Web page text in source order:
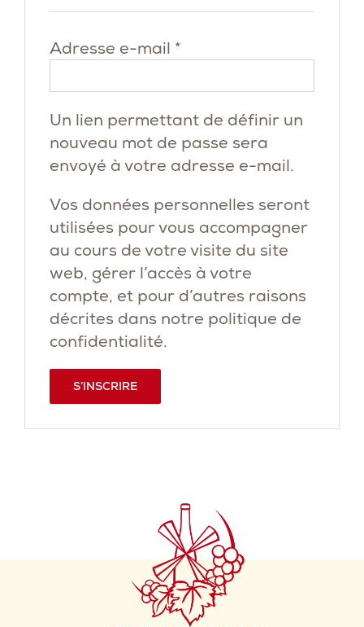
Adresse e-mail *
Un lien permettant de définir un
nouveau mot de passe sera
envoyé à votre adresse e-mail.
Vos données personnelles seront
utilisées pour vous accompagner
au cours de votre visite du site
web, gérer l’accès à votre
compte, et pour d’autres raisons
décrites dans notre politique de
confidentialité.
S’INSCRIRE